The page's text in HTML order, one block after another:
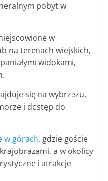
pobyt w
w
na terenach wiejskich,
widokami,
się na wybrzeżu,
i dostęp do
w górach, gdzie goście
a w okolicy
i atrakcje